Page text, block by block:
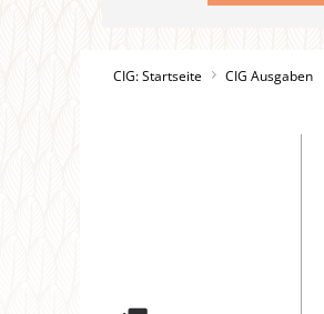
CIG: Startseite CIG Ausgaben